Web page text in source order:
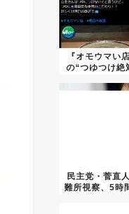
『オモウマい
の“つゆつけ絶
民主党・菅直
難所視察、5時